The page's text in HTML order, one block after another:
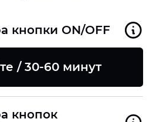
кнопки ON/OFF
/ 30-60 минут
кнопок